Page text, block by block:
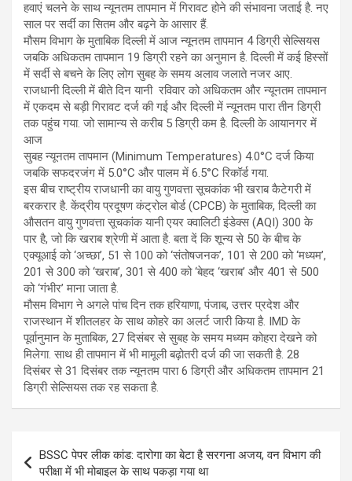
हवाएं चलने के साथ न्यूनतम तापमान में गिरावट होने की संभावना जताई है. नए
साल पर सर्दी का सितम और बढ़ने के आसार हैं.
मौसम विभाग के मुताबिक दिल्ली में आज न्यूनतम तापमान 4 डिग्री सेल्सियस
जबकि अधिकतम तापमान 19 डिग्री रहने का अनुमान है. दिल्ली में कई हिस्सों
में सर्दी से बचने के लिए लोग सुबह के समय अलाव जलाते नजर आए.
राजधानी दिल्ली में बीते दिन यानी रविवार को अधिकतम और न्यूनतम तापमान
में एकदम से बड़ी गिरावट दर्ज की गई और दिल्ली में न्यूनतम पारा तीन डिग्री
तक पहुंच गया. जो सामान्य से करीब 5 डिग्री कम है. दिल्ली के आयानगर में
आज
सुबह न्यूनतम तापमान (Minimum Temperatures) 4.0°C दर्ज किया
जबकि सफदरजंग में 5.0°C और पालम में 6.5°C रिकॉर्ड गया.
इस बीच राष्ट्रीय राजधानी का वायु गुणवत्ता सूचकांक भी खराब कैटेगरी में
बरकरार है. केंद्रीय प्रदूषण कंट्रोल बोर्ड (CPCB) के मुताबिक, दिल्ली का
औसतन वायु गुणवत्ता सूचकांक यानी एयर क्वालिटी इंडेक्स (AQI) 300 के
पार है, जो कि खराब श्रेणी में आता है. बता दें कि शून्य से 50 के बीच के
एक्यूआई को ‘अच्छा’, 51 से 100 को ‘संतोषजनक’, 101 से 200 को ‘मध्यम’,
201 से 300 को ‘खराब’, 301 से 400 को ‘बेहद ‘खराब’ और 401 से 500
को ‘गंभीर’ माना जाता है.
मौसम विभाग ने अगले पांच दिन तक हरियाणा, पंजाब, उत्तर प्रदेश और
राजस्थान में शीतलहर के साथ कोहरे का अलर्ट जारी किया है. IMD के
पूर्वानुमान के मुताबिक, 27 दिसंबर से सुबह के समय मध्यम कोहरा देखने को
मिलेगा. साथ ही तापमान में भी मामूली बढ़ोतरी दर्ज की जा सकती है. 28
दिसंबर से 31 दिसंबर तक न्यूनतम पारा 6 डिग्री और अधिकतम तापमान 21
डिग्री सेल्सियस तक रह सकता है.
navigation
BSSC पेपर लीक कांड: दारोगा का बेटा है सरगना अजय, वन विभाग की
परीक्षा में भी मोबाइल के साथ पकड़ा गया था